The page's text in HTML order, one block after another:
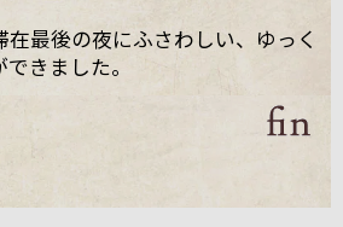
在最後の夜にふさわしい、ゆっく
きました。